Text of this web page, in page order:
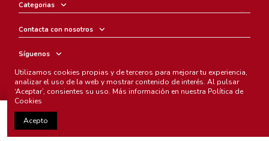
Categorias
Contacta con nosotros
Síguenos
Boletín
Chunichi Comics
Utilizamos cookies propias y de terceros para mejorar tu experiencia,
analizar el uso de la web y mostrar contenido de interés. Al pulsar
‘Aceptar’, consientes su uso. Más información en nuestra Política de
Cookies
Acepto